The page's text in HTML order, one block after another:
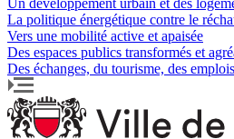
Un développement urbain et des
La politique énergétique contre le
Vers une mobilité active et apaisée
Des espaces publics transformés et
Des échanges, du tourisme, des